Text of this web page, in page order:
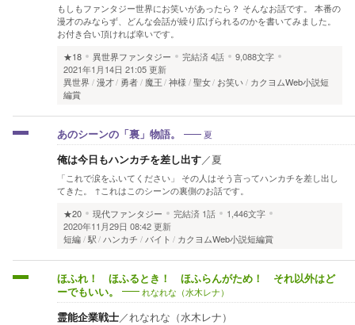
もしもファンタジー世界にお笑いがあったら？ そんなお話です。 本番の
漫才のみならず、どんな会話が繰り広げられるのかを書いてみました。
お付き合い頂ければ幸いです。
★18
異世界ファンタジー 完結済4話
9,088文字
2021年1月14日 21:05 更新
異世界
漫才 勇者 魔王 神様 聖女 お笑い
カクヨムWeb小説短
編賞
あのシーンの「裏」物語。 夏
俺は今日もハンカチを差し出す／夏
「これで涙をふいてください」 その人はそう言ってハンカチを差し出し
てきた。 ↑これはこのシーンの裏側のお話です。
★20
現代ファンタジー 完結済 1話
1,446文字
2020年11月29日 08:42 更新
短編 駅 ハンカチ バイト カクヨムWeb小説短編賞
ほふれ！ ほふるとき！ ほふらんがため！ それ以外はど
ーでもいい。
れなれな（水木レナ）
霊能企業戦士／れなれな（水木レナ）